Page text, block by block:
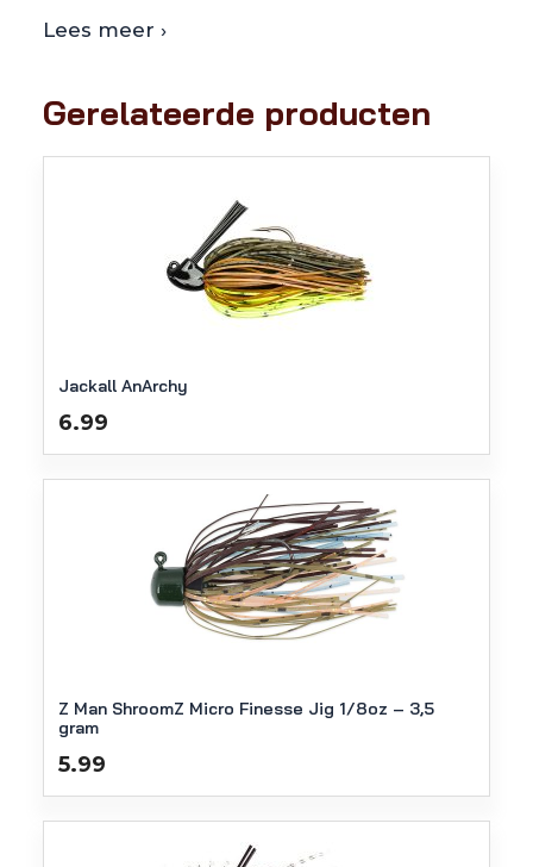
Lees meer ›
Gerelateerde producten
Jackall AnArchy
6.99
Z Man ShroomZ Micro Finesse Jig 1/8oz – 3,5
gram
5.99